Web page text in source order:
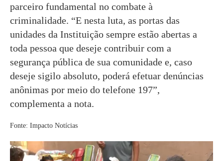
parceiro fundamental no combate à
criminalidade. “E nesta luta, as portas das
unidades da Instituição sempre estão abertas a
toda pessoa que deseje contribuir com a
segurança pública de sua comunidade e, caso
deseje sigilo absoluto, poderá efetuar denúncias
anônimas por meio do telefone 197”,
complementa a nota.
Fonte: Impacto Notícias